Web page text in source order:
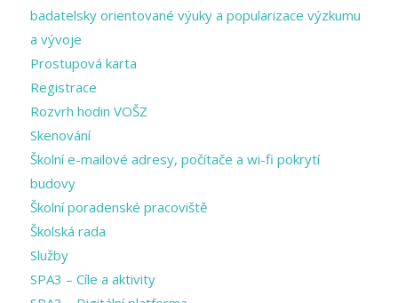
badatelsky orientované výuky a popularizace výzkumu
a vývoje
Prostupová karta
Registrace
Rozvrh hodin VOŠZ
Skenování
Školní e-mailové adresy, počítače a wi-fi pokrytí
budovy
Školní poradenské pracoviště
Školská rada
Služby
SPA3 – Cíle a aktivity